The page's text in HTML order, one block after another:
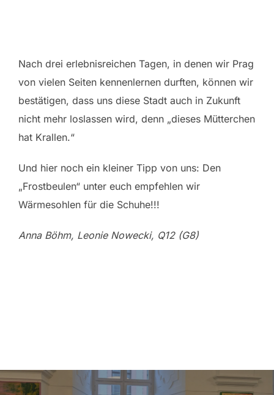
Nach drei erlebnisreichen Tagen, in denen wir Prag
von vielen Seiten kennenlernen durften, können wir
bestätigen, dass uns diese Stadt auch in Zukunft
nicht mehr loslassen wird, denn „dieses Mütterchen
hat Krallen.“
Und hier noch ein kleiner Tipp von uns: Den
„Frostbeulen“ unter euch empfehlen wir
Wärmesohlen für die Schuhe!!!
Anna Böhm, Leonie Nowecki, Q12 (G8)
Beitragsnavigation